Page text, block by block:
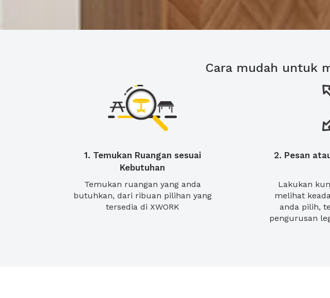
Cara mudah untuk
1. Temukan Ruangan sesuai
Kebutuhan
Temukan ruangan yang anda
butuhkan, dari ribuan pilihan yang
tersedia di XWORK
2. Pesan
Lakukan
melihat
anda pilih,
pengurusan